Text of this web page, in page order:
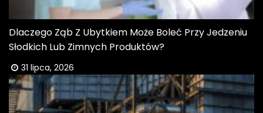
Dlaczego Ząb Z Ubytkiem Może Boleć Przy Jedzeniu
Słodkich Lub Zimnych Produktów?
31 lipca, 2026